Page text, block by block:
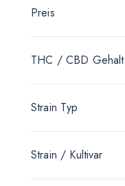
Preis
THC / CBD Gehalt
Strain Typ
Strain / Kultivar